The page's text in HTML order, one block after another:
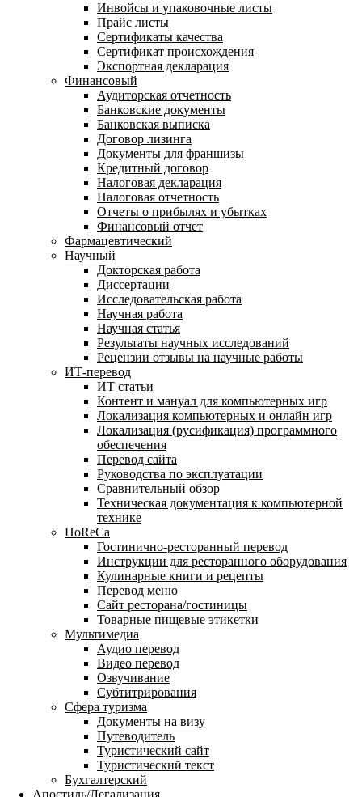
Инвойсы и упаковочные листы
Прайс листы
Сертификаты качества
Сертификат происхождения
Экспортная декларация
Финансовый
Аудиторская отчетность
Банковские документы
Банковская выписка
Договор лизинга
Документы для франшизы
Кредитный договор
Налоговая декларация
Налоговая отчетность
Отчеты о прибылях и убытках
Финансовый отчет
Фармацевтический
Научный
Докторская работа
Диссертации
Исследовательская работа
Научная работа
Научная статья
Результаты научных исследований
Рецензии отзывы на научные работы
ИТ-перевод
ИТ статьи
Контент и мануал для компьютерных игр
Локализация компьютерных и онлайн игр
Локализация (русификация) программного
обеспечения
Перевод сайта
Руководства по эксплуатации
Сравнительный обзор
Техническая документация к компьютерной
технике
HoReCa
Гостинично-ресторанный перевод
Инструкции для ресторанного оборудования
Кулинарные книги и рецепты
Перевод меню
Сайт ресторана/гостиницы
Товарные пищевые этикетки
Мультимедиа
Аудио перевод
Видео перевод
Озвучивание
Субтитрирования
Сфера туризма
Документы на визу
Путеводитель
Туристический сайт
Туристический текст
Бухгалтерский
Апостиль/Легализация